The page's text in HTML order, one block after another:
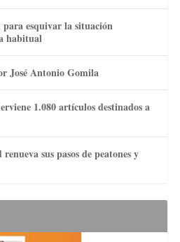
esquivar la situación
habitual
José Antonio Gomila
1.080 artículos destinados a
sus pasos de peatones y